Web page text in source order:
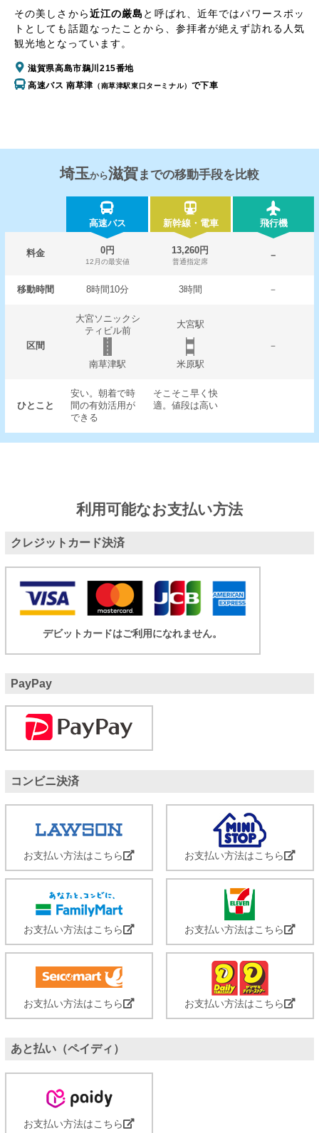
その美しさから近江の厳島 と呼ばれ、近年ではパワースポッ
トとしても話題なったことから、参拝者が絶えず訪れる人気
観光地となっています。
滋賀県高島市鵜川215番地
高速バス 南草津 （南草津駅東口ターミナル） で下車
埼玉から滋賀までの移動手段を比較
高速バス 新幹線・電車 飛行機
料金 0円
12月の最安値
13,260円
普通指定席
－
移動時間 8時間10分 3時間 －
区間
大宮ソニックシ
ティビル前
大宮駅
－
南草津駅
米原駅
ひとこと
安い。朝着で時
間の有効活用が
できる
そこそこ早く快
適。値段は高い
利用可能なお支払い方法
クレジットカード決済
デビットカードはご利用になれません。
PayPay
コンビニ決済
お支払い方法はこちら お支払い方法はこちら
お支払い方法はこちら お支払い方法はこちら
お支払い方法はこちら お支払い方法はこちら
あと払い（ペイディ）
お支払い方法はこちら